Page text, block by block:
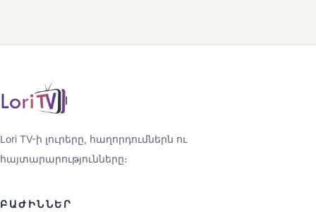
Lori TV-ի լուրերը, հաղորդումներն ու
հայտարարությունները։
ԲԱԺԻՆՆԵՐ